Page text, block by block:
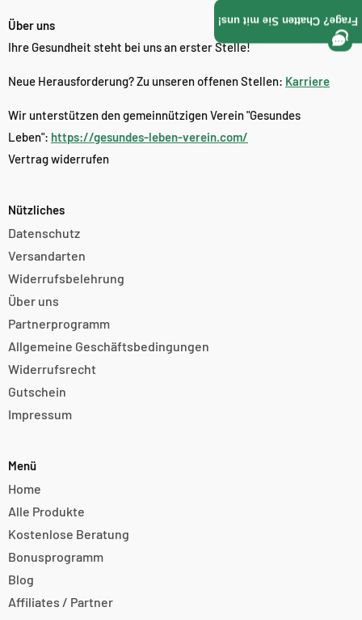
Über uns
Ihre Gesundheit steht bei uns an erster Stelle!
Neue Herausforderung? Zu unseren offenen Stellen: Karriere
Wir unterstützen den gemeinnützigen Verein "Gesundes
Leben": https://gesundes-leben-verein.com/
Vertrag widerrufen
Nützliches
Datenschutz
Versandarten
Widerrufsbelehrung
Über uns
Partnerprogramm
Allgemeine Geschäftsbedingungen
Widerrufsrecht
Gutschein
Impressum
Menü
Home
Alle Produkte
Kostenlose Beratung
Bonusprogramm
Blog
Affiliates / Partner
Frage? Chatten Sie mit uns!